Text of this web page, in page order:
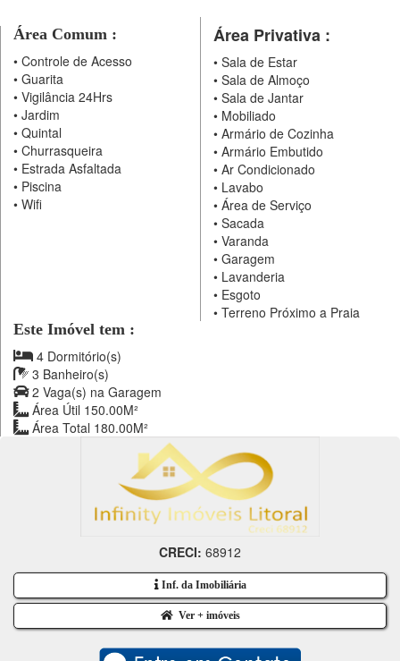
Área Comum :
• Controle de Acesso
• Guarita
• Vigilância 24Hrs
• Jardim
• Quintal
• Churrasqueira
• Estrada Asfaltada
• Piscina
• Wifi
Área Privativa :
•Sala de Estar
•Sala de Almoço
•Sala de Jantar
•Mobiliado
•Armário de Cozinha
•Armário Embutido
•Ar Condicionado
•Lavabo
•Área de Serviço
•Sacada
•Varanda
•Garagem
•Lavanderia
•Esgoto
•Terreno Próximo a Praia
Este Imóvel tem :
4 Dormitório(s)
3 Banheiro(s)
2 Vaga(s) na Garagem
Área Útil 150.00M²
Área Total 180.00M²
CRECI: 68912
Inf. da Imobiliária
Ver + imóveis